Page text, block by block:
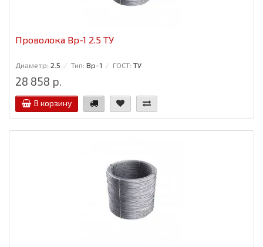
Проволока Вр-1 2.5 ТУ
Диаметр: 2.5 Тип: Вр-1 ГОСТ: ТУ
28 858 р.
В корзину